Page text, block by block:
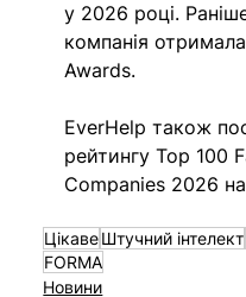
у 2026 році.
компанія
Awards.
EverHelp також
рейтингу Top 100
Companies 2026
ЦікавеШтучний інтелект
FORMA
Новини